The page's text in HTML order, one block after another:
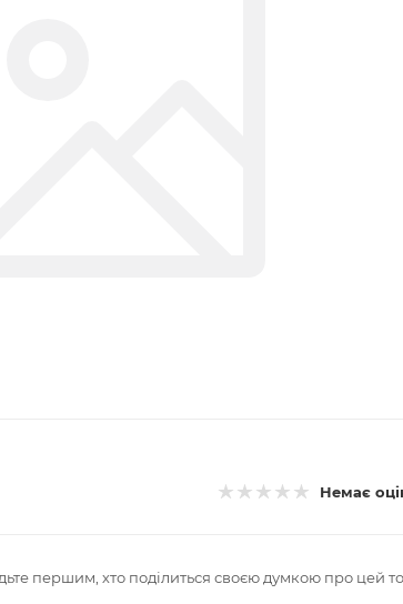
Немає
першим, хто поділиться своєю думкою про цей